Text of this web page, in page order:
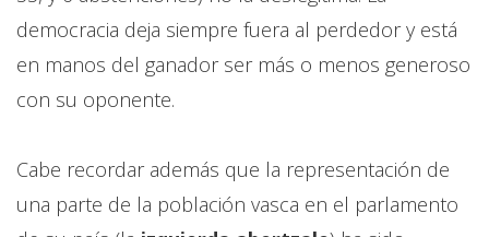
democracia deja siempre fuera al perdedor y está
en manos del ganador ser más o menos generoso
con su oponente.
Cabe recordar además que la representación de
una parte de la población vasca en el parlamento